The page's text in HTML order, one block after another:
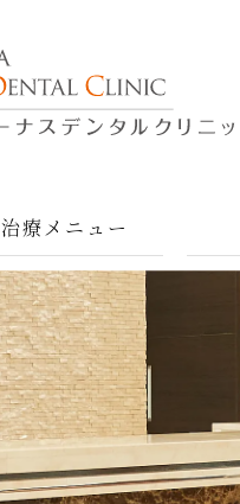
治療メニュー